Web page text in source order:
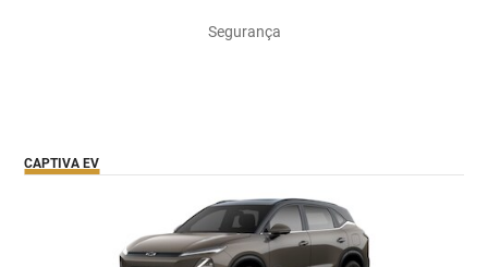
Segurança
CAPTIVA EV